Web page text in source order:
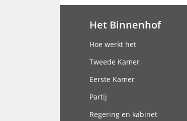
Het Binnenhof
Hoe werkt het
Tweede Kamer
Eerste Kamer
Partij
Regering en kabinet